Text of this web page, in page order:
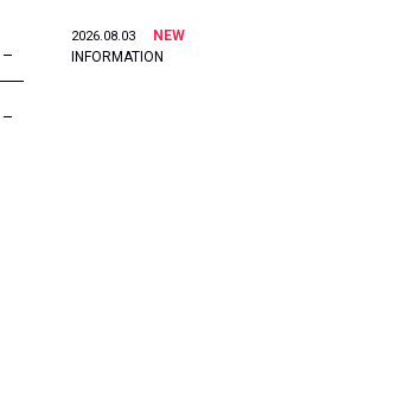
2026.08.03
NEW
INFORMATION